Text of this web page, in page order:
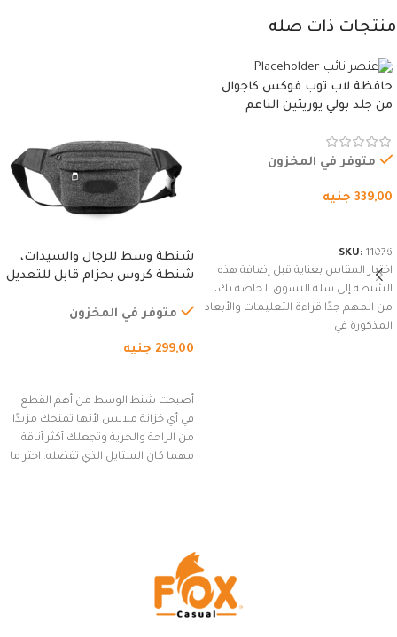
منتجات ذات صله
حافظة لاب توب فوكس كاجوال
من جلد بولي يوريثين الناعم
وسوستة.
متوفر في المخزون
339,00 جنيه
SKU: 11076
اختيار المقاس بعناية قبل إضافة هذه
الشنطة إلى سلة التسوق الخاصة بك،
من المهم جدًا قراءة التعليمات والأبعاد
المذكورة في
شنطة وسط للرجال والسيدات،
شنطة كروس بحزام قابل للتعديل
السفر، الجري العادي، المشي
(رمادي)
متوفر في المخزون
299,00 جنيه
أصبحت شنط الوسط من أهم القطع
في أي خزانة ملابس لأنها تمنحك مزيدًا
من الراحة والحرية وتجعلك أكثر أناقة
مهما كان الستايل الذي تفضله. اختر ما